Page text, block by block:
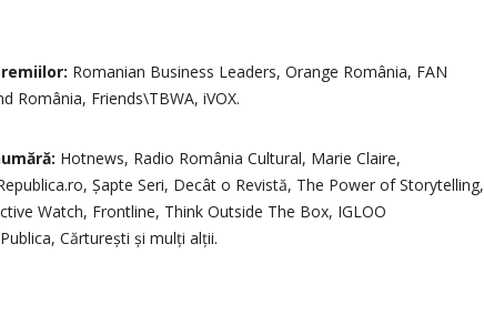
Romanian Business Leaders, Orange România, FAN
România, Friends\TBWA, iVOX.
Hotnews, Radio România Cultural, Marie Claire,
Șapte Seri, Decât o Revistă, The Power of Storytelling,
Watch, Frontline, Think Outside The Box, IGLOO
Cărturești și mulți alții.